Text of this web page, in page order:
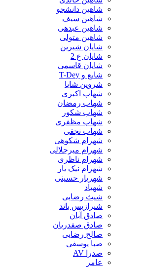
شاهین دانشجو
شاهین سیف
شاهین عبدهی
شاهین متولی
شایان شیرین
شایان ع 2
شایان قاسمی
شایع و T-Dey
شروین شایا
شهاب اکبری
شهاب رمضان
شهاب شکور
شهاب مظفری
شهاب نجفی
شهرام شکوهی
شهرام میرجلالی
شهرام ناظری
شهرام نیک یار
شهریار حسینی
شیث رضایی
شیرازیس باند
صادق آبان
صادق صفدریان
صالح رضایی
صبا یوسفی